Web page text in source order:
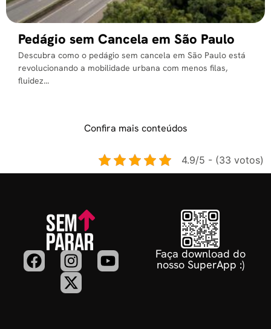
Pedágio sem Cancela em São Paulo
Descubra como o pedágio sem cancela em São Paulo está
revolucionando a mobilidade urbana com menos filas,
fluidez...
Confira mais conteúdos
4.9/5 - (33 votos)
Faça download do
nosso SuperApp :)